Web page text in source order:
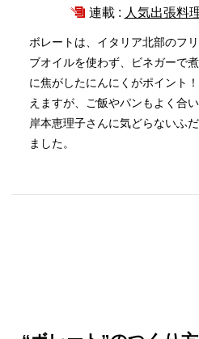
連載 : 人気出張料
ボレートは、イタリア北部のフ
ブオイルを使わず、ビネガーで
に焦がしたにんにくがポイント
えますが、ご飯やパンもよく合
岸本恵理子さんに気どらないふ
ました。